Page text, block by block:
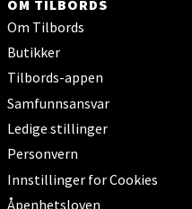
OM TILBORDS
Om Tilbords
Butikker
Tilbords-appen
Samfunnsansvar
Ledige stillinger
Personvern
Innstillinger for Cookies
Åpenhetsloven